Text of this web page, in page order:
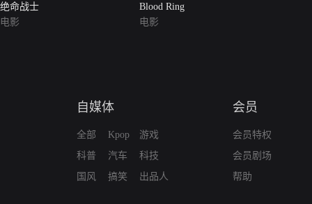
绝命战士
电影
Blood Ring
电影
自媒体
全部
科普
国风
Kpop
汽车
搞笑
游戏
科技
出品人
会员
会员特权
会员剧场
帮助